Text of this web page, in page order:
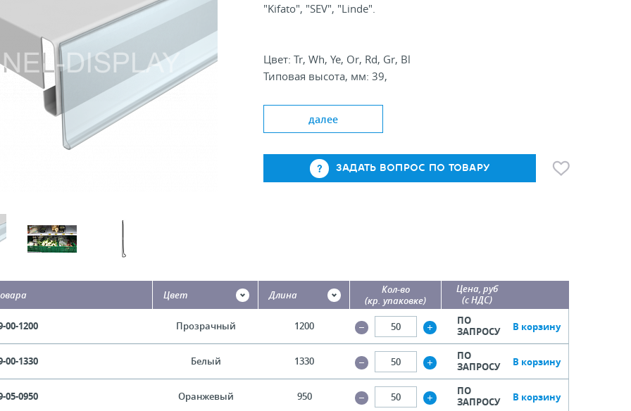
"Kifato", "SEV", "Linde".
Цвет: Tr, Wh, Ye, Or, Rd, Gr, Bl
Типовая высота, мм: 39,
далее
ЗАДАТЬ ВОПРОС ПО ТОВАРУ
Цвет Длина
Кол-во
(кр. упаковке)
Цена, руб
(с НДС)
00-1200 Прозрачный 1200
ПО
ЗАПРОСУ
В корзину
00-1330 Белый 1330
ПО
ЗАПРОСУ
В корзину
05-0950 Оранжевый 950
ПО
ЗАПРОСУ
В корзину